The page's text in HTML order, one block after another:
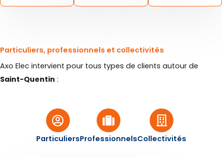
Particuliers, professionnels et collectivités
Axo Elec intervient pour tous types de clients autour de
Saint-Quentin :
ParticuliersProfessionnelsCollectivités